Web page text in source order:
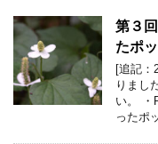
第３
たポ
[追記：
りまし
い。 ・
ったポ